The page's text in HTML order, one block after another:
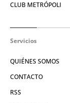
CLUB METRÓPOLI
Servicios
QUIÉNES SOMOS
CONTACTO
RSS